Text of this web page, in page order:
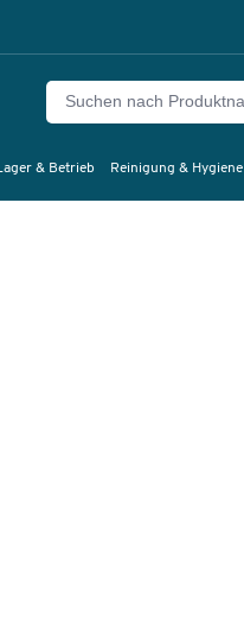
& Betrieb Reinigung & Hygiene